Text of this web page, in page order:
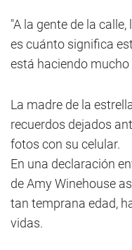
"A la gente de la
es cuánto significa
está haciendo
La madre de la
recuerdos dejados
fotos con su celular.
En una declaración
de Amy Winehouse
tan temprana edad,
vidas.